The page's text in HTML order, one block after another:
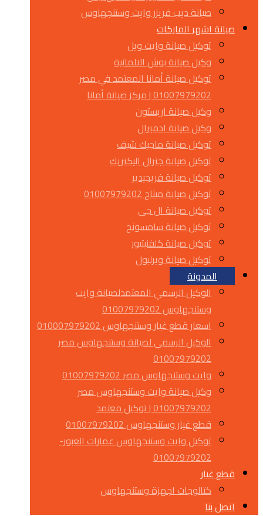
صيانة ديب فريزر وايت وستنجهاوس
صيانة اشهر الماركات
توكيل صيانة وايت ويل
وكيل صيانة بوش الالمانية
توكيل صيانة أمانا المعتمد في مصر
01007979202 | مركز صيانة أمانا
وكيل صيانة اريستون
وكيل صيانة ادميرال
توكيل صيانة ماجيك شيف
توكيل صيانة جنرال اليكتريك
توكيل صيانة فريجيدير
توكيل صيانة ميتاج 01007979202
توكيل صيانة ال جى
توكيل صيانة سامسونج
توكيل صيانة كلفنيتيور
توكيل صيانة ويرلبول
المدونة
الوكيل الرسمي المعتمدلصيانة وايت
وستنجهاوس 01007979202
اسعار قطع غيار وستنجهاوس 010007979202
الوكيل الرسمى لصيانة وستنجهاوس مصر
01007979202
وايت وستنجهاوس مصر 01007979202
وكيل صيانة وايت وستنجهاوس مصر
01007979202 | توكيل معتمد
قطع غيار وستنجهاوس 01007979202
توكيل وايت وستنجهاوس عمارات العبور-
01007979202
قطع غيار
كتالوجات اجهزة وستنجهاوس
اتصل بنا